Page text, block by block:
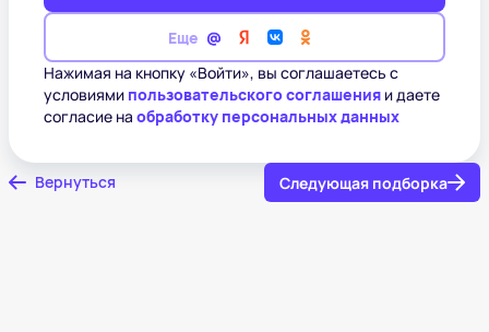
Еще
Нажимая на кнопку «Войти», вы соглашаетесь с
условиями пользовательского соглашения и даете
согласие на обработку персональных данных
Вернуться Следующая подборка